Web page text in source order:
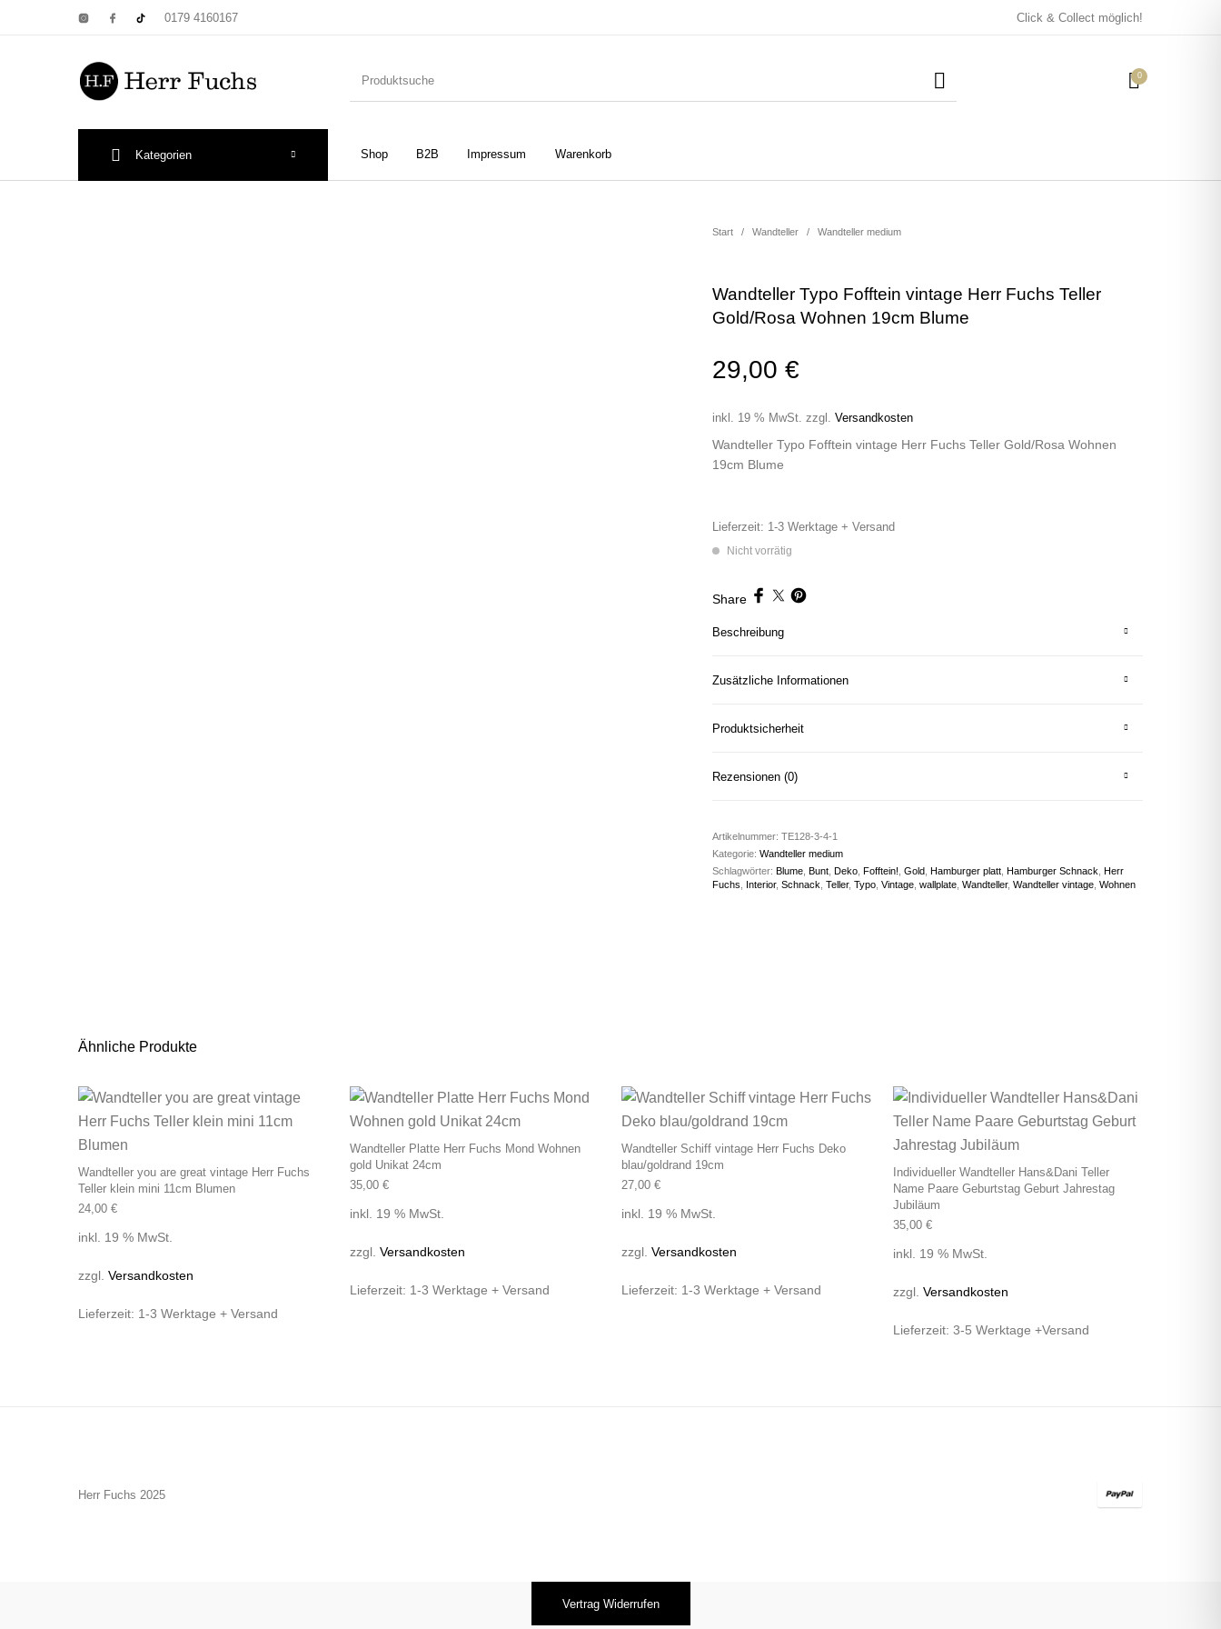
0179 4160167 Click & Collect möglich!
0
Shop B2B Impressum Warenkorb
Kategorien
Taschen/Turnbeutel Tassen
Start / Wandteller / Wandteller medium
Wandteller Typo Fofftein vintage Herr Fuchs Teller
Gold/Rosa Wohnen 19cm Blume
29,00 €
inkl. 19 % MwSt. zzgl. Versandkosten
Wandteller Typo Fofftein vintage Herr Fuchs Teller Gold/Rosa Wohnen
19cm Blume
Lieferzeit: 1-3 Werktage + Versand
Nicht vorrätig
Share
Beschreibung
Zusätzliche Informationen
Produktsicherheit
Rezensionen (0)
Artikelnummer: TE128-3-4-1
Kategorie: Wandteller medium
Schlagwörter: Blume, Bunt, Deko, Fofftein! Gold, Hamburger platt, Hamburger Schnack Herr
Fuchs
Interior, Schnack Teller, Typo, Vintage, wallplate, Wandteller, Wandteller vintage, Wohnen
Ähnliche Produkte
Wandteller you are great vintage Herr Fuchs
Teller klein mini 11cm Blumen
24,00 €
inkl. 19 % MwSt.
zzgl. Versandkosten
Lieferzeit: 1-3 Werktage + Versand
Wandteller Platte Herr Fuchs Mond Wohnen
gold Unikat 24cm
35,00 €
inkl. 19 % MwSt.
zzgl. Versandkosten
Lieferzeit: 1-3 Werktage + Versand
Wandteller Schiff vintage Herr Fuchs Deko
blau/goldrand 19cm
27,00 €
inkl. 19 % MwSt.
zzgl. Versandkosten
Lieferzeit: 1-3 Werktage + Versand
Individueller Wandteller Hans&Dani Teller
Name Paare Geburtstag Geburt Jahrestag
Jubiläum
35,00 €
inkl. 19 % MwSt.
zzgl. Versandkosten
Lieferzeit: 3-5 Werktage +Versand
Herr Fuchs 2025
Vertrag Widerrufen